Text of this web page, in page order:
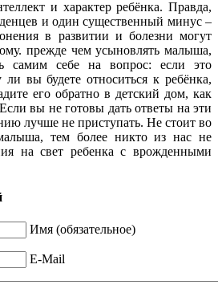
и характер ребёнка. Правда,
и один существенный минус –
в развитии и болезни могут
прежде чем усыновлять малыша,
самим себе на вопрос: если это
вы будете относиться к ребёнка,
его обратно в детский дом, как
вы не готовы дать ответы на эти
лучше не приступать. Не стоит во
тем более никто из нас не
на свет ребенка с врожденными
Имя (обязательное)
E-Mail